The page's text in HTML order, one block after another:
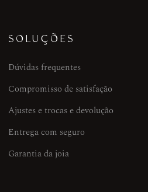
SOLUÇÕES
Dúvidas frequentes
Compromisso de satisfação
Ajustes e trocas e devolução
Entrega com seguro
Garantia da joia